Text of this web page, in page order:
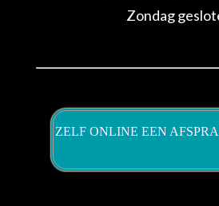
Zondag
ZELF ONLINE EEN